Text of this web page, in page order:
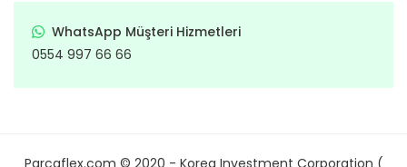
WhatsApp Müşteri Hizmetleri
0554 997 66 66
Parcaflex.com © 2020 - Korea Investment Corporation (